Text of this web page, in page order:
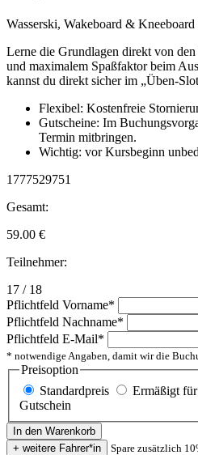
Wasserski, Wakeboard &
Lerne die Grundlagen direkt von
und maximalem Spaßfaktor beim
kannst du direkt sicher im „Üben-
Flexibel: Kostenfreie
Gutscheine: Im
Termin mitbringen.
Wichtig: vor Kursbeginn
1777529751
Gesamt:
59.00 €
Teilnehmer:
17 / 18
Pflichtfeld Vorname*
Pflichtfeld Nachname*
Pflichtfeld E-Mail*
* notwendige Angaben, damit wir die
Preisoption
Standardpreis
Ermäßigt
Gutschein
Spare zusätzlich